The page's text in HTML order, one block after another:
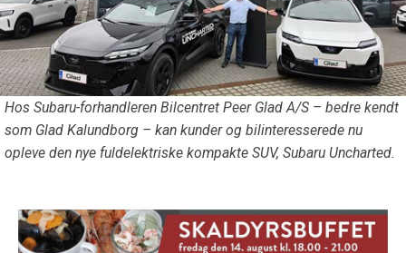
Hos Subaru-forhandleren Bilcentret Peer Glad A/S – bedre kendt
som Glad Kalundborg – kan kunder og bilinteresserede nu
opleve den nye fuldelektriske kompakte SUV, Subaru Uncharted.